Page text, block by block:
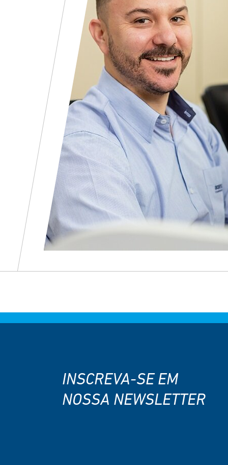
INSCREVA-SE EM
NOSSA NEWSLETTER